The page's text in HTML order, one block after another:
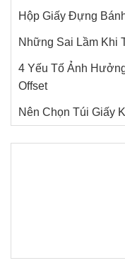
Hộp Giấy Đựng
Những Sai Lầm Khi
4 Yếu Tố Ảnh
Offset
Nên Chọn Túi Giấy